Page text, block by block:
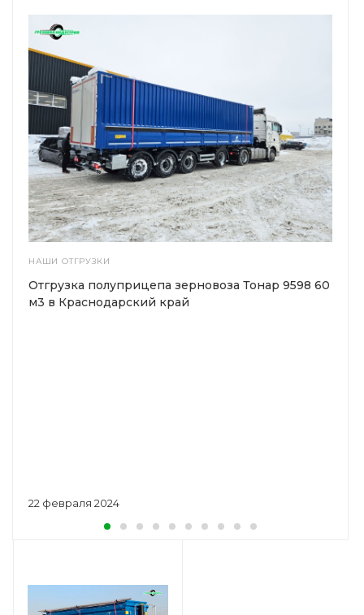
НАШИ ОТГРУЗКИ
22 февраля 2024
Отгрузка полуприцепа зерновоза Тонар 9598 60
м3 в Краснодарский край